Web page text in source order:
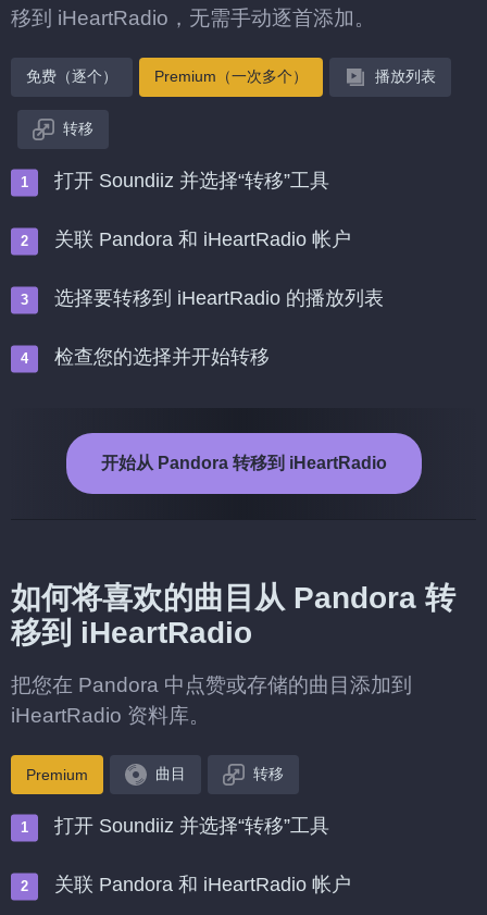
移到 iHeartRadio，无需手动逐首添加。
免费（逐个） Premium（一次多个） 播放列表
转移
打开 Soundiiz 并选择“转移”工具
关联 Pandora 和 iHeartRadio 帐户
选择要转移到 iHeartRadio 的播放列表
检查您的选择并开始转移
开始从 Pandora 转移到 iHeartRadio
如何将喜欢的曲目从 Pandora 转
移到 iHeartRadio
把您在 Pandora 中点赞或存储的曲目添加到
iHeartRadio 资料库。
Premium 曲目 转移
打开 Soundiiz 并选择“转移”工具
关联 Pandora 和 iHeartRadio 帐户